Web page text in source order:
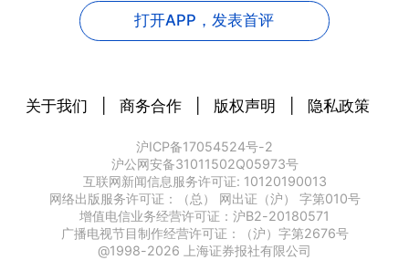
打开APP，发表首评
关于我们 商务合作 版权声明 隐私政策
沪ICP备17054524号-2
沪公网安备31011502Q05973号
互联网新闻信息服务许可证: 10120190013
网络出版服务许可证：（总） 网出证（沪） 字第010号
增值电信业务经营许可证：沪B2-20180571
广播电视节目制作经营许可证：（沪）字第2676号
@1998-2026 上海证券报社有限公司